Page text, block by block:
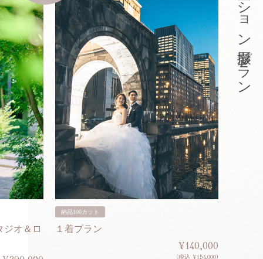
ジオ＆ロ
納品100カット
１着プラン
¥140,000
(税込 ¥154,000)